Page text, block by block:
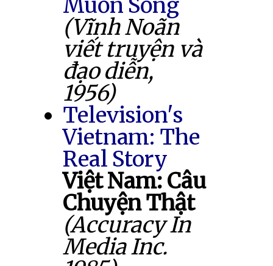
(Vĩnh Noãn
viết truyện và
đạo diễn,
1956)
Television's
Vietnam: The
Real Story
Việt Nam: Câu
Chuyện Thật
(Accuracy In
Media Inc.